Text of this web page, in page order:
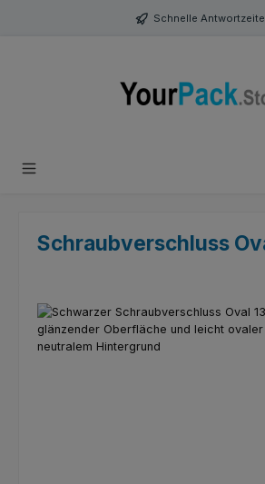
Zum Hauptinhalt springen Schnelle
Schraubverschluss
Bildergalerie überspringen